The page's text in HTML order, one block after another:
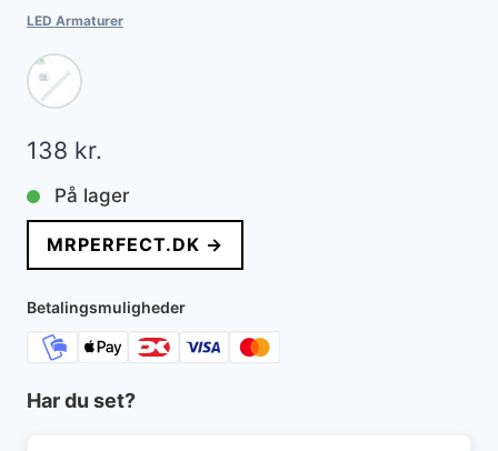
LED Armaturer
138 kr.
På lager
MRPERFECT.DK →
Betalingsmuligheder
Har du set?